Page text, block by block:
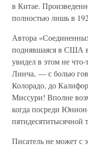
в Китае.
полностью лишь в
Автора
поднявшаяся в США
увидел в этом не
Линча, — с болью
Колорадо, до
Миссури! Вполне
когда посреди
пятидесятитысячной
Писатель не может с